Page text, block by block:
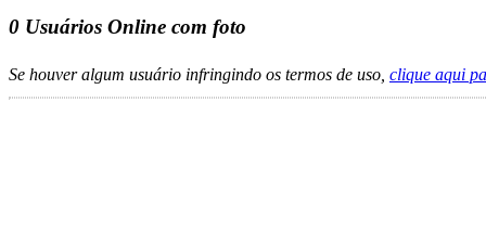
0 Usuários Online com foto
Se houver algum usuário infringindo os termos de uso, clique aqui